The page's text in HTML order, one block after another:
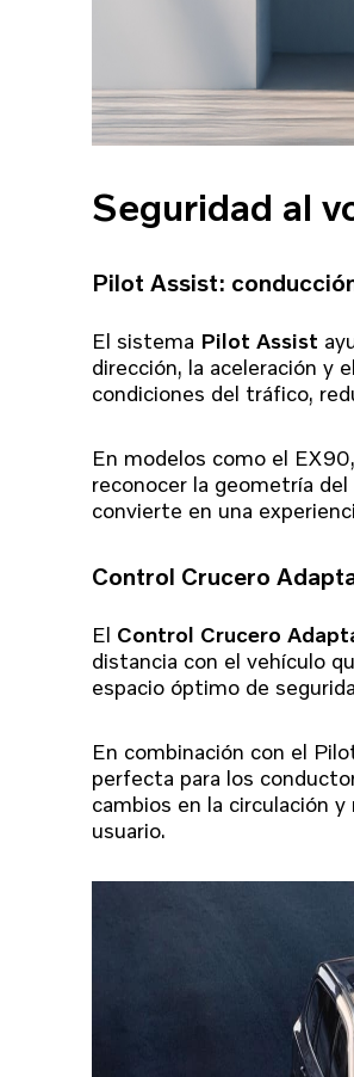
Seguridad al
Pilot Assist:
El sistema Pilot Assist
dirección, la aceleración y
condiciones del tráfico,
En modelos como el
reconocer la geometría
convierte en una
Control Crucero
El Control Crucero
distancia con el vehículo
espacio óptimo de
En combinación con el
perfecta para los
cambios en la circulación
usuario.